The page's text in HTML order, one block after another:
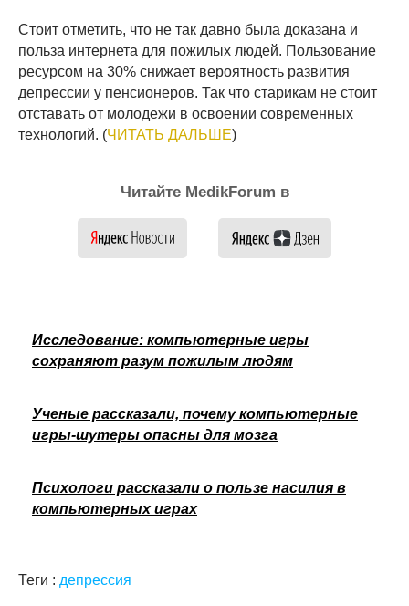
Стоит отметить, что не так давно была доказана и
польза интернета для пожилых людей. Пользование
ресурсом на 30% снижает вероятность развития
депрессии у пенсионеров. Так что старикам не стоит
отставать от молодежи в освоении современных
технологий. (ЧИТАТЬ ДАЛЬШЕ)
Читайте MedikForum в
Исследование: компьютерные игры
сохраняют разум пожилым людям
Ученые рассказали, почему компьютерные
игры-шутеры опасны для мозга
Психологи рассказали о пользе насилия в
компьютерных играх
Теги : депрессия